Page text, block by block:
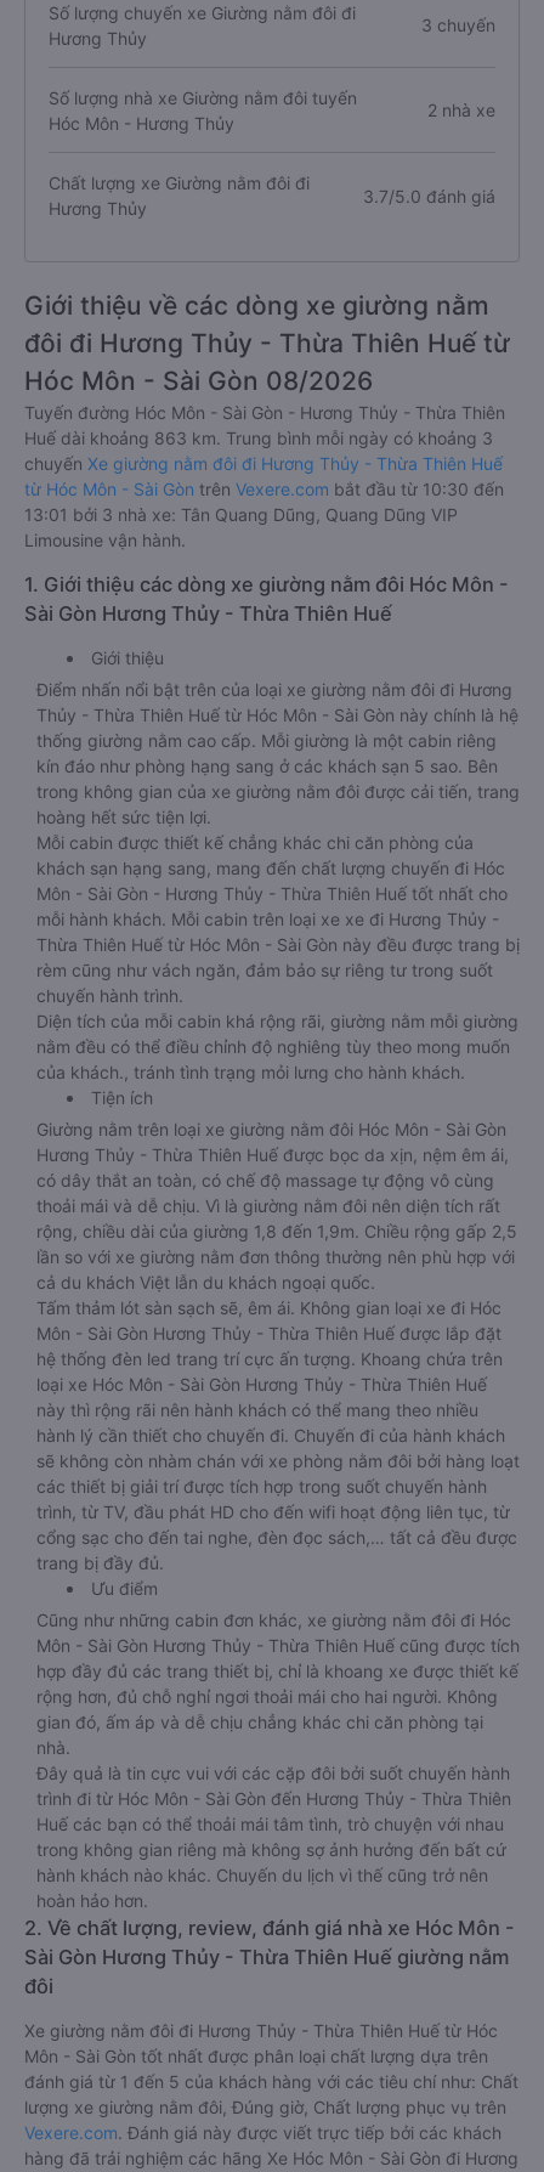
Số lượng chuyến xe Giường nằm đôi đi
Hương Thủy
3 chuyến
Số lượng nhà xe Giường nằm đôi tuyến
Hóc Môn - Hương Thủy
2 nhà xe
Chất lượng xe Giường nằm đôi đi
Hương Thủy
3.7/5.0 đánh giá
Giới thiệu về các dòng xe giường nằm
đôi đi Hương Thủy - Thừa Thiên Huế từ
Hóc Môn - Sài Gòn 08/2026
Tuyến đường Hóc Môn - Sài Gòn - Hương Thủy - Thừa Thiên
Huế dài khoảng 863 km. Trung bình mỗi ngày có khoảng 3
chuyến Xe giường nằm đôi đi Hương Thủy - Thừa Thiên Huế
từ Hóc Môn - Sài Gòn trên Vexere.com bắt đầu từ 10:30 đến
13:01 bởi 3 nhà xe: Tân Quang Dũng, Quang Dũng VIP
Limousine vận hành.
1. Giới thiệu các dòng xe giường nằm đôi Hóc Môn -
Sài Gòn Hương Thủy - Thừa Thiên Huế
Giới thiệu
Điểm nhấn nổi bật trên của loại xe giường nằm đôi đi Hương
Thủy - Thừa Thiên Huế từ Hóc Môn - Sài Gòn này chính là hệ
thống giường nằm cao cấp. Mỗi giường là một cabin riêng
kín đáo như phòng hạng sang ở các khách sạn 5 sao. Bên
trong không gian của xe giường nằm đôi được cải tiến, trang
hoàng hết sức tiện lợi.
Mỗi cabin được thiết kế chẳng khác chi căn phòng của
khách sạn hạng sang, mang đến chất lượng chuyến đi Hóc
Môn - Sài Gòn - Hương Thủy - Thừa Thiên Huế tốt nhất cho
mỗi hành khách. Mỗi cabin trên loại xe xe đi Hương Thủy -
Thừa Thiên Huế từ Hóc Môn - Sài Gòn này đều được trang bị
rèm cũng như vách ngăn, đảm bảo sự riêng tư trong suốt
chuyến hành trình.
Diện tích của mỗi cabin khá rộng rãi, giường nằm mỗi giường
nằm đều có thể điều chỉnh độ nghiêng tùy theo mong muốn
của khách., tránh tình trạng mỏi lưng cho hành khách.
Tiện ích
Giường nằm trên loại xe giường nằm đôi Hóc Môn - Sài Gòn
Hương Thủy - Thừa Thiên Huế được bọc da xịn, nệm êm ái,
có dây thắt an toàn, có chế độ massage tự động vô cùng
thoải mái và dễ chịu. Vì là giường nằm đôi nên diện tích rất
rộng, chiều dài của giường 1,8 đến 1,9m. Chiều rộng gấp 2,5
lần so với xe giường nằm đơn thông thường nên phù hợp với
cả du khách Việt lẫn du khách ngoại quốc.
Tấm thảm lót sàn sạch sẽ, êm ái. Không gian loại xe đi Hóc
Môn - Sài Gòn Hương Thủy - Thừa Thiên Huế được lắp đặt
hệ thống đèn led trang trí cực ấn tượng. Khoang chứa trên
loại xe Hóc Môn - Sài Gòn Hương Thủy - Thừa Thiên Huế
này thì rộng rãi nên hành khách có thể mang theo nhiều
hành lý cần thiết cho chuyến đi. Chuyến đi của hành khách
sẽ không còn nhàm chán với xe phòng nằm đôi bởi hàng loạt
các thiết bị giải trí được tích hợp trong suốt chuyến hành
trình, từ TV, đầu phát HD cho đến wifi hoạt động liên tục, từ
cổng sạc cho đến tai nghe, đèn đọc sách,… tất cả đều được
trang bị đầy đủ.
Ưu điểm
Cũng như những cabin đơn khác, xe giường nằm đôi đi Hóc
Môn - Sài Gòn Hương Thủy - Thừa Thiên Huế cũng được tích
hợp đầy đủ các trang thiết bị, chỉ là khoang xe được thiết kế
rộng hơn, đủ chỗ nghỉ ngơi thoải mái cho hai người. Không
gian đó, ấm áp và dễ chịu chẳng khác chi căn phòng tại
nhà.
Đây quả là tin cực vui với các cặp đôi bởi suốt chuyến hành
trình đi từ Hóc Môn - Sài Gòn đến Hương Thủy - Thừa Thiên
Huế các bạn có thể thoải mái tâm tình, trò chuyện với nhau
trong không gian riêng mà không sợ ảnh hưởng đến bất cứ
hành khách nào khác. Chuyến du lịch vì thế cũng trở nên
hoàn hảo hơn.
2. Về chất lượng, review, đánh giá nhà xe Hóc Môn -
Sài Gòn Hương Thủy - Thừa Thiên Huế giường nằm
đôi
Xe giường nằm đôi đi Hương Thủy - Thừa Thiên Huế từ Hóc
Môn - Sài Gòn tốt nhất được phân loại chất lượng dựa trên
đánh giá từ 1 đến 5 của khách hàng với các tiêu chí như: Chất
lượng xe giường nằm đôi, Đúng giờ, Chất lượng phục vụ trên
Vexere.com. Đánh giá này được viết trực tiếp bởi các khách
hàng đã trải nghiệm các hãng Xe Hóc Môn - Sài Gòn đi Hương